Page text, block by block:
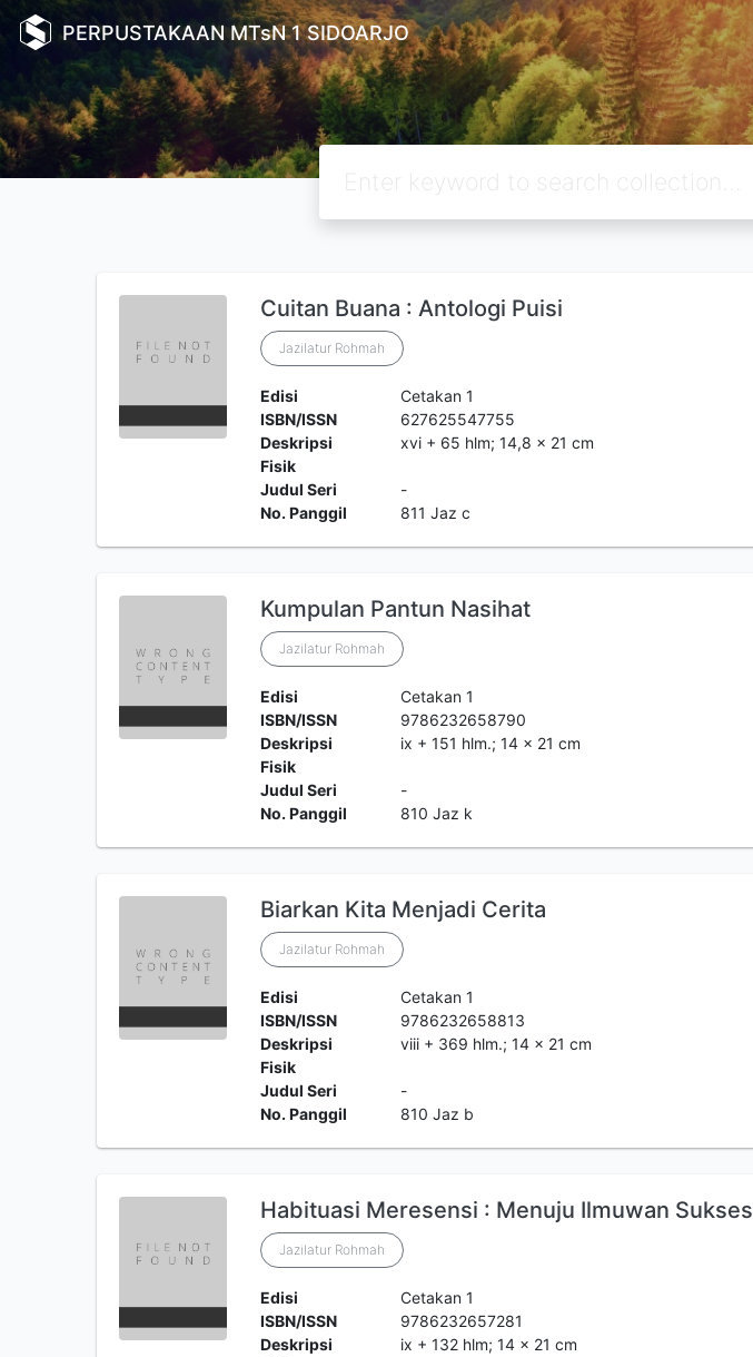
PERPUSTAKAAN MTsN 1 SIDOARJO
Cuitan Buana : Antologi Puisi
Jazilatur Rohmah
Edisi
Cetakan 1
ISBN/ISSN
627625547755
Deskripsi
Fisik
xvi + 65 hlm; 14,8 x 21 cm
Judul Seri
-
No. Panggil
811 Jaz c
Kumpulan Pantun Nasihat
Jazilatur Rohmah
Edisi
Cetakan 1
ISBN/ISSN
9786232658790
Deskripsi
Fisik
ix + 151 hlm.; 14 x 21 cm
Judul Seri
-
No. Panggil
810 Jaz k
Biarkan Kita Menjadi Cerita
Jazilatur Rohmah
Edisi
Cetakan 1
ISBN/ISSN
9786232658813
Deskripsi
Fisik
viii + 369 hlm.; 14 x 21 cm
Judul Seri
-
No. Panggil
810 Jaz b
Habituasi Meresensi : Menuju Ilmuwan Sukses
Jazilatur Rohmah
Edisi
Cetakan 1
ISBN/ISSN
9786232657281
Deskripsi
ix + 132 hlm; 14 x 21 cm